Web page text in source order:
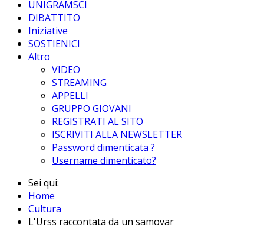
UNIGRAMSCI
DIBATTITO
Iniziative
SOSTIENICI
Altro
VIDEO
STREAMING
APPELLI
GRUPPO GIOVANI
REGISTRATI AL SITO
ISCRIVITI ALLA NEWSLETTER
Password dimenticata ?
Username dimenticato?
Sei qui:
Home
Cultura
L'Urss raccontata da un samovar